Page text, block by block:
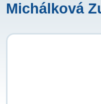
Michálková